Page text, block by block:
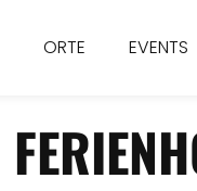
ORTE EVENTS